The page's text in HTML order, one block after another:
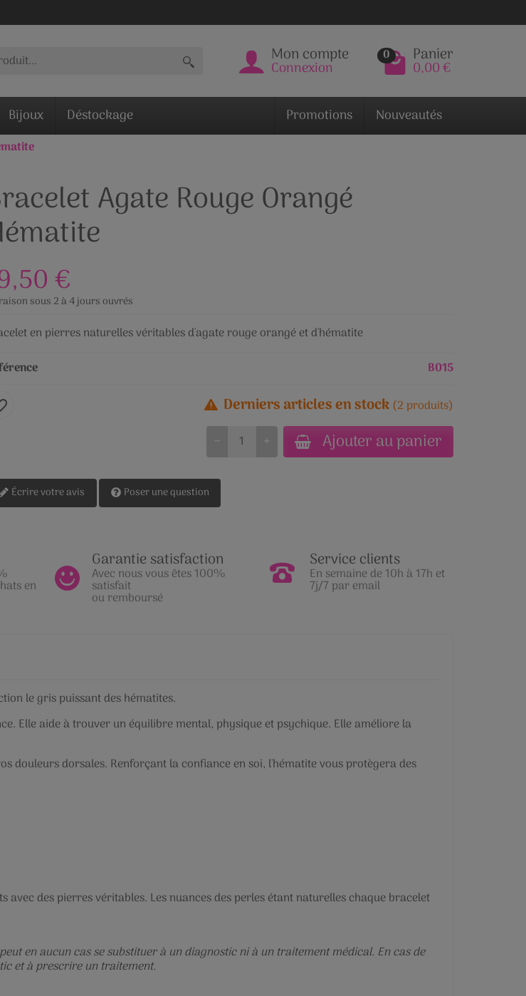
Mon compte
Connexion
0 Panier
0,00 €
Bijoux Déstockage Promotions Nouveautés
Agate Rouge Orangé
€
sous 2 à 4 jours ouvrés
en pierres naturelles véritables d'agate rouge orangé et d'hématite
B015
Derniers articles en stock (2 produits)
+
− Ajouter au panier
Écrire votre avis Poser une question
en
Garantie satisfaction
Avec nous vous êtes 100%
satisfait
ou remboursé
Service clients
En semaine de 10h à 17h et
7j/7 par email
le gris puissant des hématites.
Elle aide à trouver un équilibre mental, physique et psychique. Elle améliore la
douleurs dorsales. Renforçant la confiance en soi, l'hématite vous protègera des
des pierres véritables. Les nuances des perles étant naturelles chaque bracelet
en aucun cas se substituer à un diagnostic ni à un traitement médical. En cas de
et à prescrire un traitement.